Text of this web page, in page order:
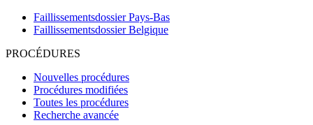
Faillissementsdossier Pays-Bas
Faillissementsdossier Belgique
PROCÉDURES
Nouvelles procédures
Procédures modifiées
Toutes les procédures
Recherche avancée